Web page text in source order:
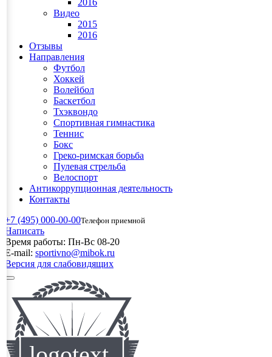
2016
Видео
2015
2016
Отзывы
Направления
Футбол
Хоккей
Волейбол
Баскетбол
Тхэквондо
Спортивная гимнастика
Теннис
Бокс
Греко-римская борьба
Пулевая стрельба
Велоспорт
Антикоррупционная деятельность
Контакты
+7 (495) 000-00-00Телефон приемной
Написать
Время работы: Пн-Вс 08-20
E-mail: sportivno@mibok.ru
Версия для слабовидящих